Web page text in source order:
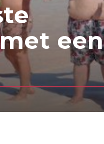
een